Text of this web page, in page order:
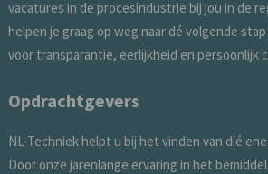
vacatures in de procesindustrie bij jou in de
helpen je graag op weg naar dé volgende
voor transparantie, eerlijkheid en persoonlijk
Opdrachtgevers
NL-Techniek helpt u bij het vinden van dié
Door onze jarenlange ervaring in het